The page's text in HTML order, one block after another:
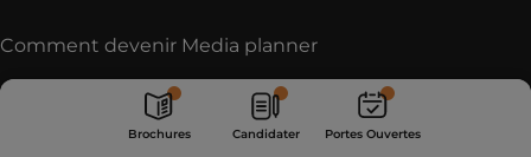
Brochures Candidater Portes
Ouvertes
Brochures Candidater Portes Ouvertes
Comment devenir Media planner
Comment devenir Consultant Digital